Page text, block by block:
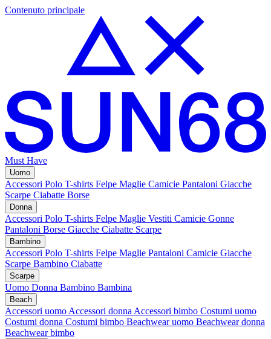
Contenuto principale
Must Have
Uomo
Accessori Polo T-shirts Felpe Maglie Camicie Pantaloni Giacche
Scarpe Ciabatte Borse
Donna
Accessori Polo T-shirts Felpe Maglie Vestiti Camicie Gonne
Pantaloni Borse Giacche Ciabatte Scarpe
Bambino
Accessori Polo T-shirts Felpe Maglie Pantaloni Camicie Giacche
Scarpe Bambino Ciabatte
Scarpe
Uomo Donna Bambino Bambina
Beach
Accessori uomo Accessori donna Accessori bimbo Costumi uomo
Costumi donna Costumi bimbo Beachwear uomo Beachwear donna
Beachwear bimbo